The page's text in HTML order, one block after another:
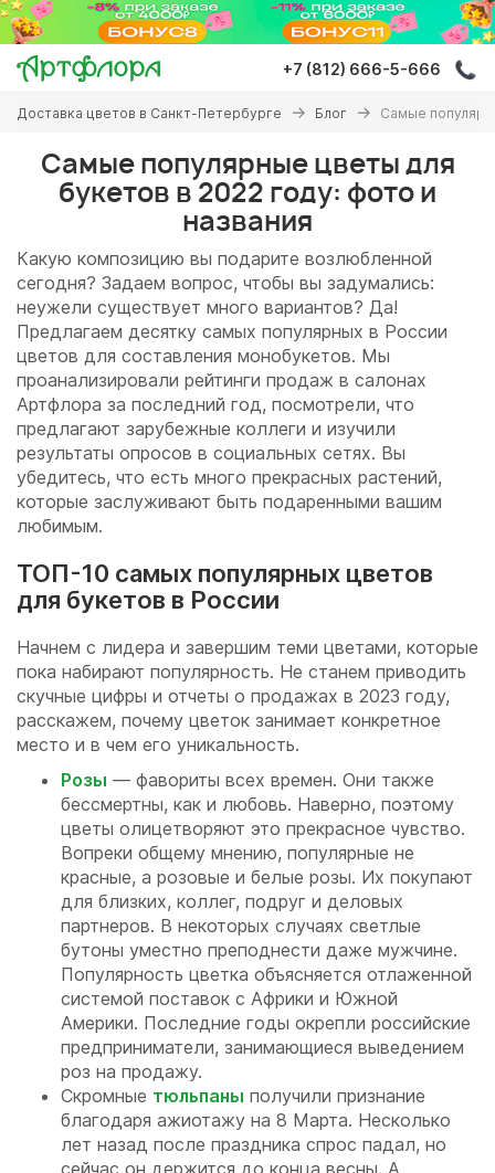
Перейти
основному
содержанию
+7 (812) 666-5-666
Вы
здесь
Доставка цветов в Санкт-Петербурге Блог Самые
Самые популярные цветы для
букетов в 2022 году: фото и
названия
Какую композицию вы подарите возлюбленной
сегодня? Задаем вопрос, чтобы вы задумались:
неужели существует много вариантов? Да!
Предлагаем десятку самых популярных в России
цветов для составления монобукетов. Мы
проанализировали рейтинги продаж в салонах
Артфлора за последний год, посмотрели, что
предлагают зарубежные коллеги и изучили
результаты опросов в социальных сетях. Вы
убедитесь, что есть много прекрасных растений,
которые заслуживают быть подаренными вашим
любимым.
ТОП-10 самых популярных цветов
для букетов в России
Начнем с лидера и завершим теми цветами, которые
пока набирают популярность. Не станем приводить
скучные цифры и отчеты о продажах в 2023 году,
расскажем, почему цветок занимает конкретное
место и в чем его уникальность.
Розы — фавориты всех времен. Они также
бессмертны, как и любовь. Наверно, поэтому
цветы олицетворяют это прекрасное чувство.
Вопреки общему мнению, популярные не
красные, а розовые и белые розы. Их покупают
для близких, коллег, подруг и деловых
партнеров. В некоторых случаях светлые
бутоны уместно преподнести даже мужчине.
Популярность цветка объясняется отлаженной
системой поставок с Африки и Южной
Америки. Последние годы окрепли российские
предприниматели, занимающиеся выведением
роз на продажу.
Скромные тюльпаны получили признание
благодаря ажиотажу на 8 Марта. Несколько
лет назад после праздника спрос падал, но